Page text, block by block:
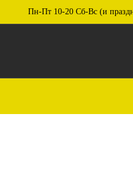
Пн-Пт 10-20 Сб-Вс (и